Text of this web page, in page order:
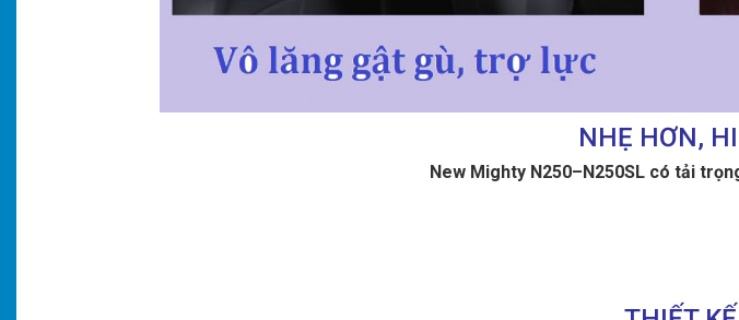
NHẸ HƠN,
New Mighty N250–N250SL có tải